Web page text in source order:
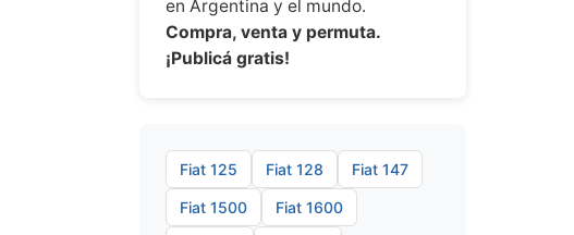
en Argentina y el mundo.
Compra, venta y permuta.
¡Publicá gratis!
Fiat 125 Fiat 128 Fiat 147
Fiat 1500 Fiat 1600